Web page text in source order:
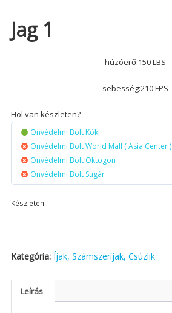
Jag 1
húzóerő:150 LBS
sebesség:210 FPS
Hol van készleten?
Önvédelmi Bolt Köki
Önvédelmi Bolt World Mall ( Asia Center )
Önvédelmi Bolt Oktogon
Önvédelmi Bolt Sugár
Készleten
Kategória: Íjak, Számszeríjak, Csúzlik
Leírás